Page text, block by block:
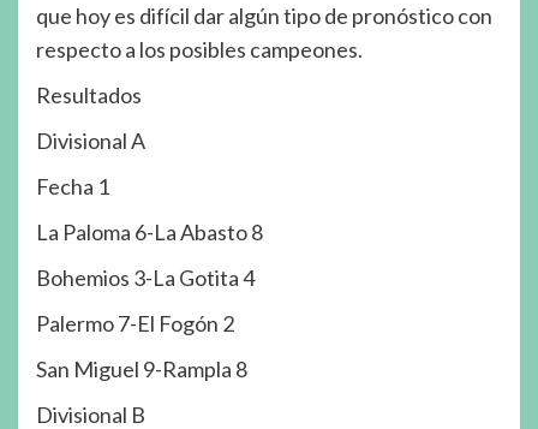
que hoy es difícil dar algún tipo de pronóstico con
respecto a los posibles campeones.
Resultados
Divisional A
Fecha 1
La Paloma 6-La Abasto 8
Bohemios 3-La Gotita 4
Palermo 7-El Fogón 2
San Miguel 9-Rampla 8
Divisional B